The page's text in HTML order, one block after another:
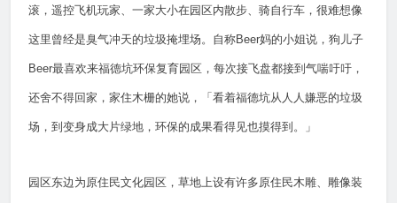
滚，遥控飞机玩家、一家大小在园区内散步、骑自行车，很难想像
这里曾经是臭气冲天的垃圾掩埋场。自称Beer妈的小姐说，狗儿子
Beer最喜欢来福德坑环保复育园区，每次接飞盘都接到气喘吁吁，
还舍不得回家，家住木栅的她说，「看着福德坑从人人嫌恶的垃圾
场，到变身成大片绿地，环保的成果看得见也摸得到。」
园区东边为原住民文化园区，草地上设有许多原住民木雕、雕像装